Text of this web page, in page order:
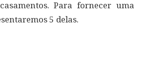
Para fornecer uma
5 delas.